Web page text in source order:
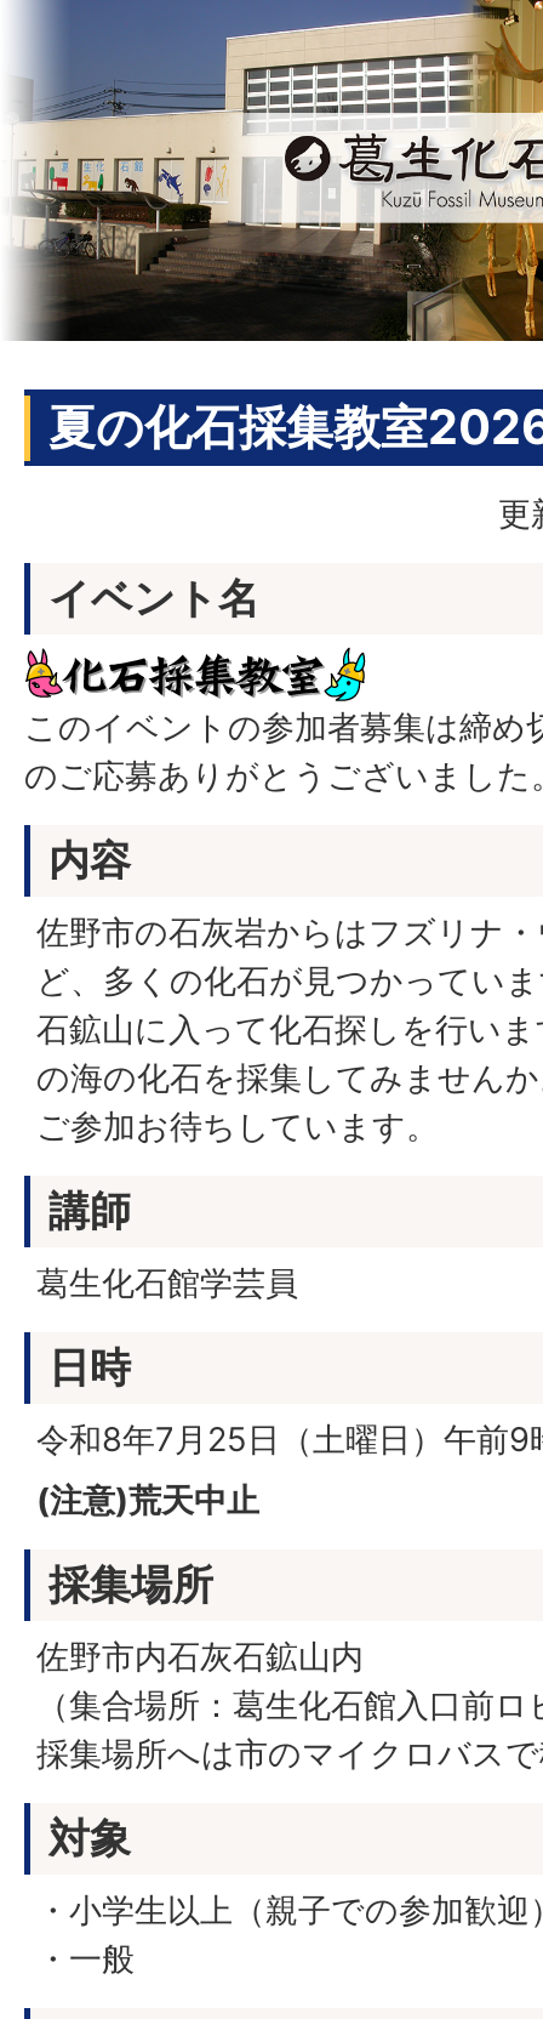
夏の化石採集教室
更
イベント名
このイベントの参加者募集は締
のご応募ありがとうございました
内容
佐野市の石灰岩からはフズリナ
ど、多くの化石が見つかってい
石鉱山に入って化石探しを行い
の海の化石を採集してみません
ご参加お待ちしています。
講師
葛生化石館学芸員
日時
令和8年7月25日（土曜日）午前9
(注意)荒天中止
採集場所
佐野市内石灰石鉱山内
（集合場所：葛生化石館入口前ロ
採集場所へは市のマイクロバス
対象
・小学生以上（親子での参加歓迎
・一般